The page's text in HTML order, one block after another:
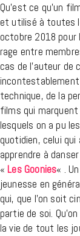
Qu’est ce qu’un
et utilisé à toutes
octobre 2018 pour
rage entre
cas de l’auteur de
technique, de la
films qui
lesquels on a pu
quotidien, celui
apprendre à
« Les Goonies« .
jeunesse en
qui, que l’on soit
partie de soi.
la vie de tout les